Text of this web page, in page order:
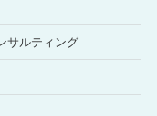
サルティング